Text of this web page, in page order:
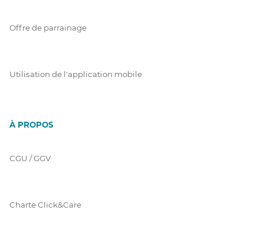
Offre de parrainage
Utilisation de l'application mobile
À PROPOS
CGU / GGV
Charte Click&Care